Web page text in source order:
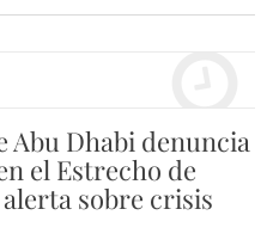
Abu Dhabi denuncia
el Estrecho de
sobre crisis